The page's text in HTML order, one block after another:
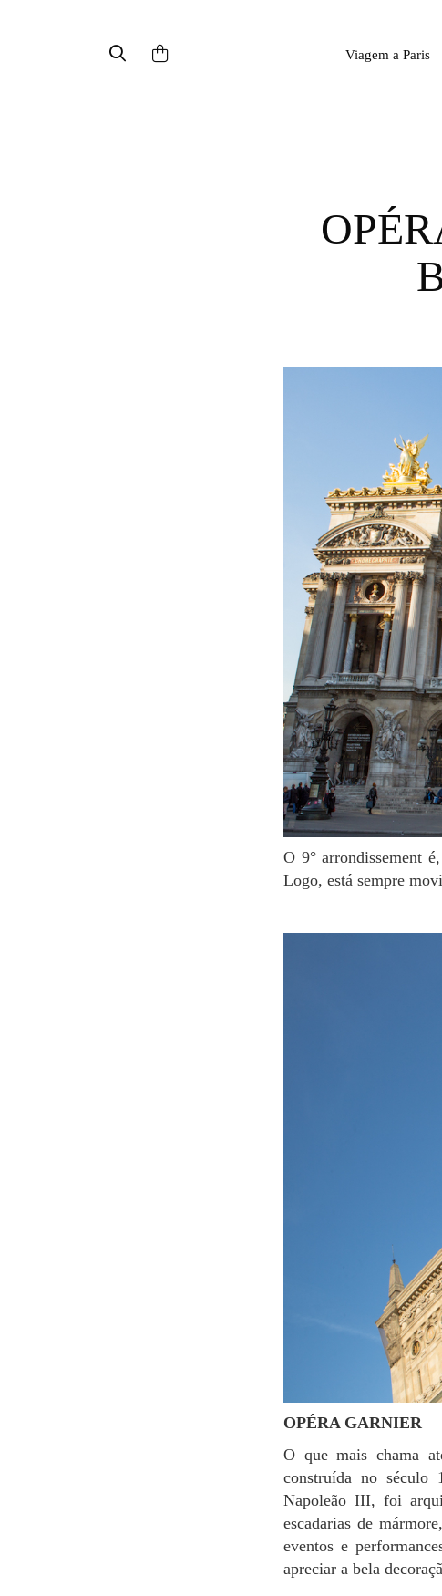
Viagem a Paris
OPÉRA, UM DOS PRINCIPAIS
O 9° arrondissement é, sem dúvidas, um dos bairros parisienses com o maior número de hotéis.
Logo, está sempre
OPÉRA GARNIER
O que mais chama atenção neste bairro é obviamente o Palais Garnier. Esta casa de ópera
construída no século
Napoleão III, foi
escadarias de
eventos e
apreciar a bela